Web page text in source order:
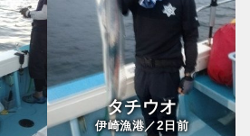
タチウオ
伊崎漁港／2日前